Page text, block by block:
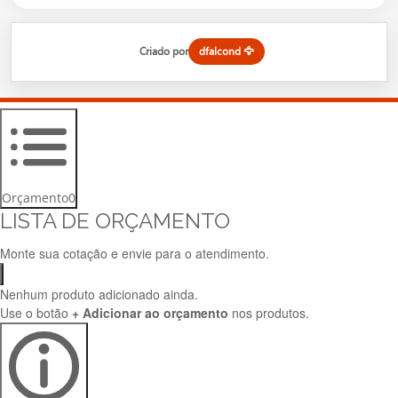
Criado por dfalcond 🦅
Orçamento0
LISTA DE ORÇAMENTO
Monte sua cotação e envie para o atendimento.
Nenhum produto adicionado ainda.
Use o botão + Adicionar ao orçamento nos produtos.